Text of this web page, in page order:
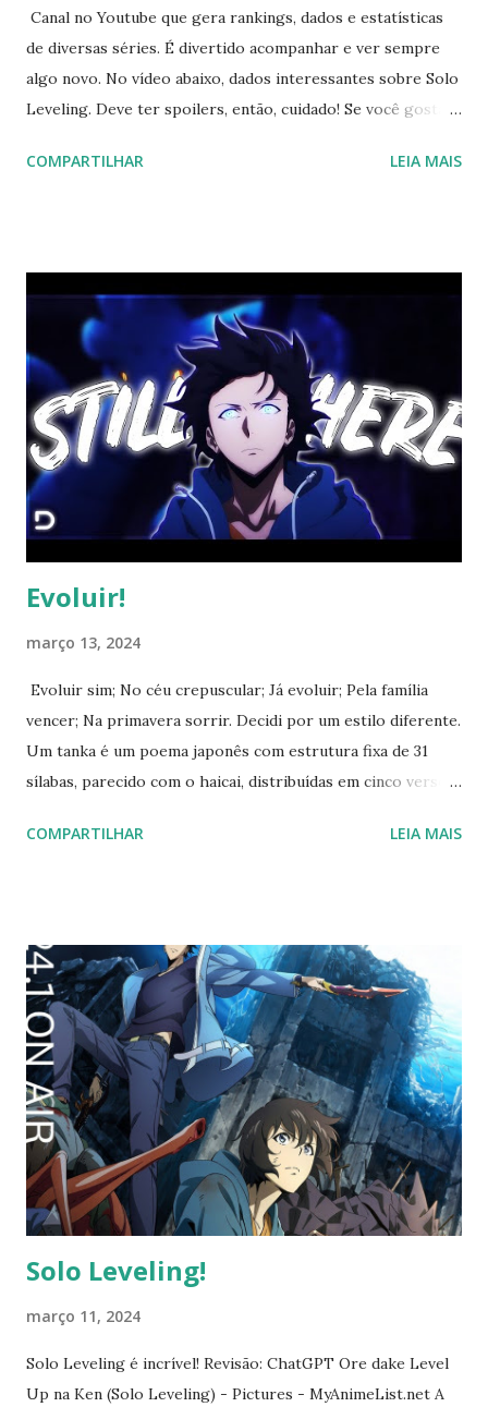
Canal no Youtube que gera rankings, dados e estatísticas
de diversas séries. É divertido acompanhar e ver sempre
algo novo. No vídeo abaixo, dados interessantes sobre Solo
Leveling. Deve ter spoilers, então, cuidado! Se você gosta
inscreva lá! Achei um item bem legal na Amazon! Não é
COMPARTILHAR LEIA MAIS
Evoluir!
março 13, 2024
Evoluir sim; No céu crepuscular; Já evoluir; Pela família
vencer; Na primavera sorrir. Decidi por um estilo diferente.
Um tanka é um poema japonês com estrutura fixa de 31
sílabas, parecido com o haicai, distribuídas em cinco versos
pelo trabalho duro e pela disciplina. Se deseja conseguir
COMPARTILHAR LEIA MAIS
Solo Leveling!
março 11, 2024
Solo Leveling é incrível! Revisão: ChatGPT Ore dake Level
Up na Ken (Solo Leveling) - Pictures - MyAnimeList.net A